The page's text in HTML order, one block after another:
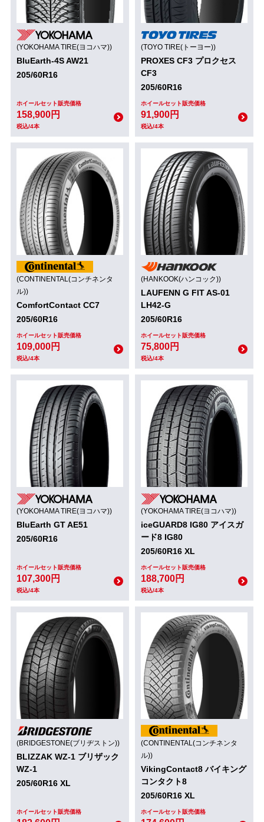
(YOKOHAMA TIRE(ヨコハマ))
BluEarth-4S AW21
205/60R16
ホイールセット販売価格
158,900円
税込/4本
(TOYO TIRE(トーヨー))
PROXES CF3 プロクセス
CF3
205/60R16
ホイールセット販売価格
91,900円
税込/4本
(CONTINENTAL(コンチネンタ
ル))
ComfortContact CC7
205/60R16
ホイールセット販売価格
109,000円
税込/4本
(HANKOOK(ハンコック))
LAUFENN G FIT AS-01
LH42-G
205/60R16
ホイールセット販売価格
75,800円
税込/4本
(YOKOHAMA TIRE(ヨコハマ))
BluEarth GT AE51
205/60R16
ホイールセット販売価格
107,300円
税込/4本
(YOKOHAMA TIRE(ヨコハマ))
iceGUARD8 IG80 アイスガ
ード8 IG80
205/60R16 XL
ホイールセット販売価格
188,700円
税込/4本
(BRIDGESTONE(ブリヂストン))
BLIZZAK WZ-1 ブリザック
WZ-1
205/60R16 XL
ホイールセット販売価格
(CONTINENTAL(コンチネンタ
ル))
VikingContact8 バイキング
コンタクト8
205/60R16 XL
ホイールセット販売価格